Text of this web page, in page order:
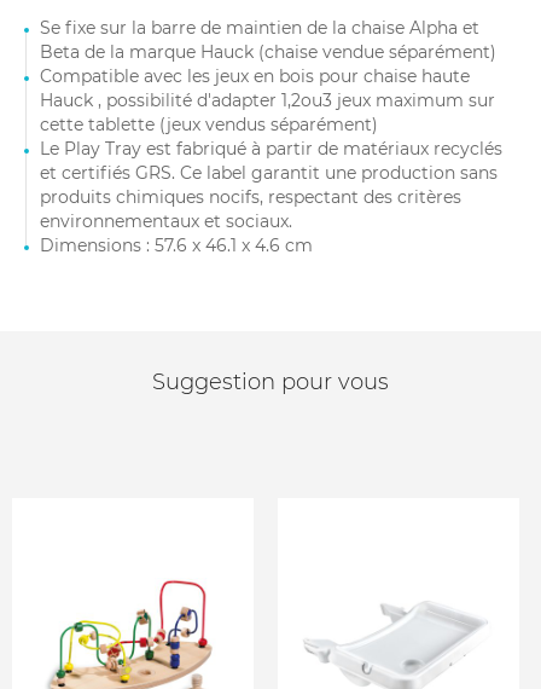
Se fixe sur la barre de maintien de la chaise Alpha et
Beta de la marque Hauck (chaise vendue séparément)
Compatible avec les jeux en bois pour chaise haute
Hauck , possibilité d'adapter 1,2ou3 jeux maximum sur
cette tablette (jeux vendus séparément)
Le Play Tray est fabriqué à partir de matériaux recyclés
et certifiés GRS. Ce label garantit une production sans
produits chimiques nocifs, respectant des critères
environnementaux et sociaux.
Dimensions : 57.6 x 46.1 x 4.6 cm
Suggestion pour vous